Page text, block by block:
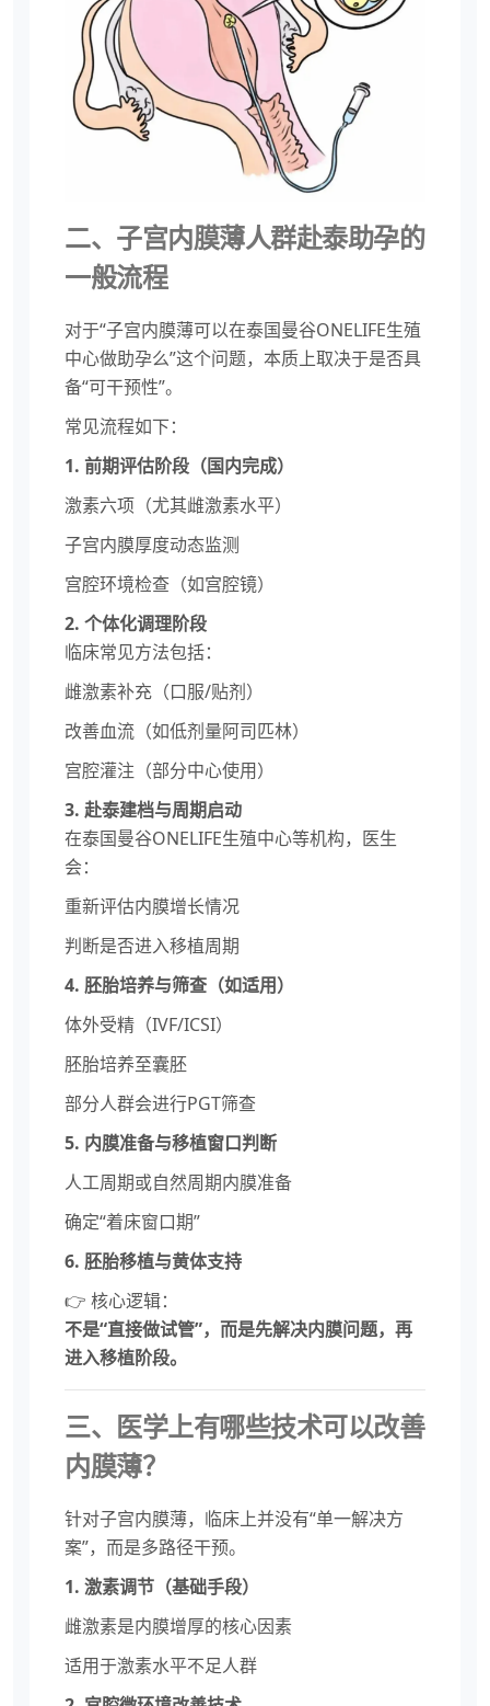
二、子宫内膜薄人群赴泰助孕的
一般流程
对于“子宫内膜薄可以在泰国曼谷ONELIFE生殖
中心做助孕么”这个问题，本质上取决于是否具
备“可干预性”。
常见流程如下：
1. 前期评估阶段（国内完成）
激素六项（尤其雌激素水平）
子宫内膜厚度动态监测
宫腔环境检查（如宫腔镜）
2. 个体化调理阶段
临床常见方法包括：
雌激素补充（口服/贴剂）
改善血流（如低剂量阿司匹林）
宫腔灌注（部分中心使用）
3. 赴泰建档与周期启动
在泰国曼谷ONELIFE生殖中心等机构，医生
会：
重新评估内膜增长情况
判断是否进入移植周期
4. 胚胎培养与筛查（如适用）
体外受精（IVF/ICSI）
胚胎培养至囊胚
部分人群会进行PGT筛查
5. 内膜准备与移植窗口判断
人工周期或自然周期内膜准备
确定“着床窗口期”
6. 胚胎移植与黄体支持
👉 核心逻辑：
不是“直接做试管”，而是先解决内膜问题，再
进入移植阶段。
三、医学上有哪些技术可以改善
内膜薄？
针对子宫内膜薄，临床上并没有“单一解决方
案”，而是多路径干预。
1. 激素调节（基础手段）
雌激素是内膜增厚的核心因素
适用于激素水平不足人群